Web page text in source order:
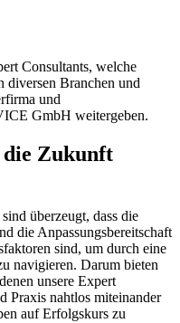
Consultants, welche
diversen Branchen und
und
GmbH weitergeben.
die Zukunft
überzeugt, dass die
die Anpassungsbereitschaft
sind, um durch eine
navigieren. Darum bieten
unsere Expert
Praxis nahtlos miteinander
auf Erfolgskurs zu